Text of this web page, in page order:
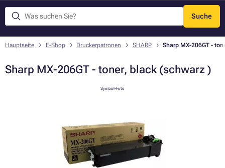
Suche
Menü
Hauptseite E-Shop Druckerpatronen SHARP Sharp MX-206GT -
Sharp MX-206GT - toner, black (schwarz )
Symbol-Foto